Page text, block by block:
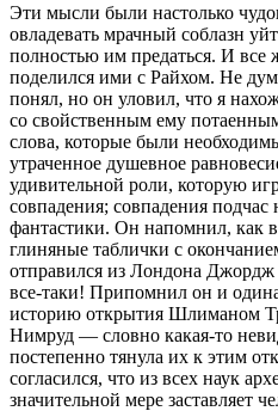
Эти мысли были настолько
овладевать мрачный соблазн
полностью им предаться. И все
поделился ими с Райхом. Не
понял, но он уловил, что я
со свойственным ему
слова, которые были
утраченное душевное
удивительной роли, которую
совпадения; совпадения
фантастики. Он напомнил, как
глиняные таблички с
отправился из Лондона
все‑таки! Припомнил он и
историю открытия Шлиманом
Нимруд — словно какая‑то
постепенно тянула их к этим
согласился, что из всех наук
значительной мере заставляет